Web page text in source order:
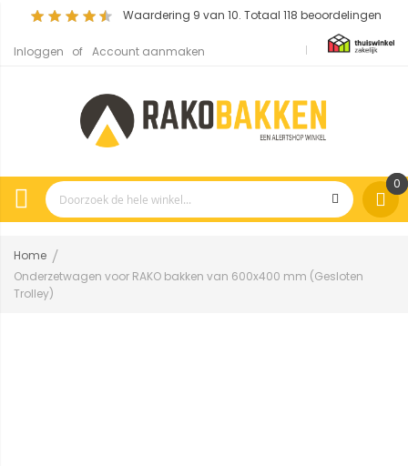
Waardering 9 van 10. Totaal 118 beoordelingen
Inloggen Account aanmaken
0
Home
Onderzetwagen voor RAKO bakken van 600x400 mm (Gesloten
Trolley)